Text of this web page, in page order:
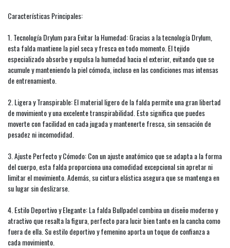
Características Principales:
1. Tecnología Drylum para Evitar la Humedad: Gracias a la tecnología Drylum,
esta falda mantiene la piel seca y fresca en todo momento. El tejido
especializado absorbe y expulsa la humedad hacia el exterior, evitando que se
acumule y manteniendo la piel cómoda, incluso en las condiciones mas intensas
de entrenamiento.
2. Ligera y Transpirable: El material ligero de la falda permite una gran libertad
de movimiento y una excelente transpirabilidad. Esto significa que puedes
moverte con facilidad en cada jugada y mantenerte fresca, sin sensación de
pesadez ni incomodidad.
3. Ajuste Perfecto y Cómodo: Con un ajuste anatómico que se adapta a la forma
del cuerpo, esta falda proporciona una comodidad excepcional sin apretar ni
limitar el movimiento. Además, su cintura elástica asegura que se mantenga en
su lugar sin deslizarse.
4. Estilo Deportivo y Elegante: La falda Bullpadel combina un diseño moderno y
atractivo que resalta la figura, perfecto para lucir bien tanto en la cancha como
fuera de ella. Su estilo deportivo y femenino aporta un toque de confianza a
cada movimiento.